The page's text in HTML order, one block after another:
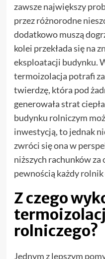
zawsze największy
przez różnorodne
dodatkowo muszą
kolei przekłada się na
eksploatacji budynku.
termoizolacja potrafi
twierdzę, która pod
generowała strat
budynku rolniczym
inwestycją, to jednak
zwróci się ona w
niższych rachunków za
pewnością każdy rolnik
Z czego
rolniczego?
Jednym z lepszym